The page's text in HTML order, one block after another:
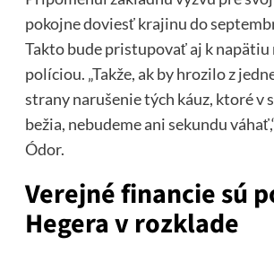
pokojne doviesť krajinu do
Takto bude pristupovať aj k napätiu
políciou. „Takže, ak by hrozilo z
strany narušenie tých káuz, ktoré v
bežia, nebudeme ani sekundu
Ódor.
Verejné financie sú
Hegera v rozklade